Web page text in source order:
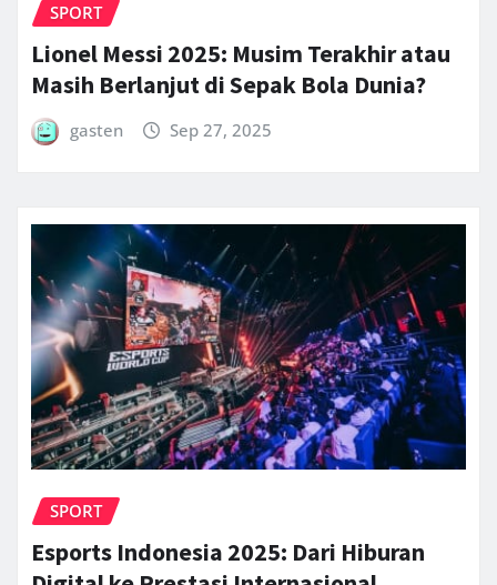
SPORT
Lionel Messi 2025: Musim Terakhir atau
Masih Berlanjut di Sepak Bola Dunia?
gasten Sep 27, 2025
SPORT
Esports Indonesia 2025: Dari Hiburan